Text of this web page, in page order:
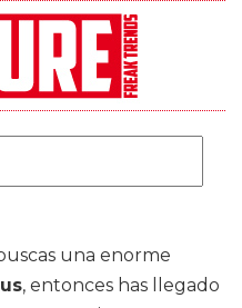
una enorme
, entonces has llegado